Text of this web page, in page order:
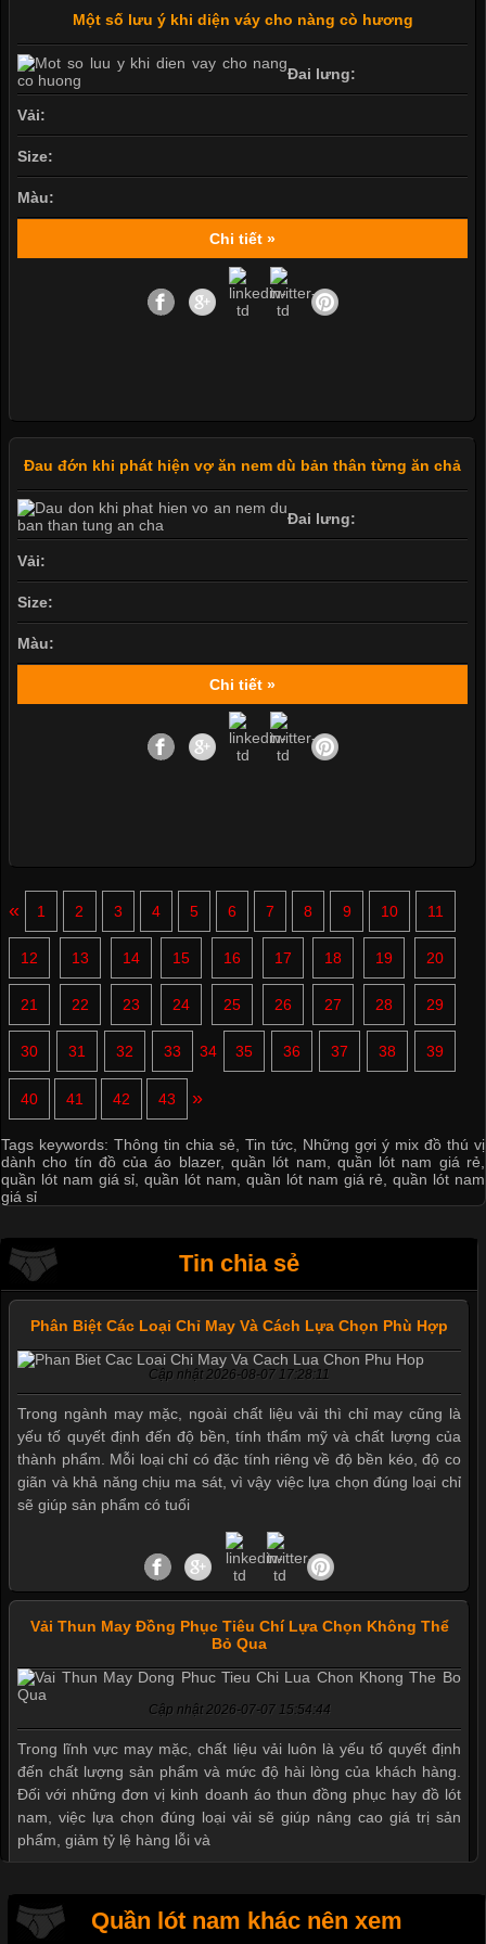
Một số lưu ý khi diện váy cho nàng cò hương
Đai lưng:
Vải:
Size:
Màu:
Chi tiết »
Đau đớn khi phát hiện vợ ăn nem dù bản thân từng ăn chả
Đai lưng:
Vải:
Size:
Màu:
Chi tiết »
« 1 2 3 4 5 6 7 8 9 10 11
12 13 14 15 16 17 18 19 20
21 22 23 24 25 26 27 28 29
30 31 32 33 34 35 36 37 38 39
40 41 42 43 »
Tags keywords: Thông tin chia sẻ Tin tức
Những gợi ý mix đồ thú vị
dành cho tín đồ của áo blazer,quần lót nam quần lót nam giá rẻ
quần lót nam giá sỉ ,quần lót nam quần lót nam giá rẻ ,quần lót nam
giá sỉ
Tin chia sẻ
Phân Biệt Các Loại Chỉ May Và Cách Lựa Chọn Phù Hợp
Cập nhật 2026-08-07 17:28:11
Trong ngành may mặc, ngoài chất liệu vải thì chỉ may cũng là
yếu tố quyết định đến độ bền, tính thẩm mỹ và chất lượng của
thành phẩm. Mỗi loại chỉ có đặc tính riêng về độ bền kéo, độ co
giãn và khả năng chịu ma sát, vì vậy việc lựa chọn đúng loại chỉ
sẽ giúp sản phẩm có tuổi
Vải Thun May Đồng Phục Tiêu Chí Lựa Chọn Không Thể
Bỏ Qua
Cập nhật 2026-07-07 15:54:44
Trong lĩnh vực may mặc, chất liệu vải luôn là yếu tố quyết định
đến chất lượng sản phẩm và mức độ hài lòng của khách hàng.
Đối với những đơn vị kinh doanh áo thun đồng phục hay đồ lót
nam, việc lựa chọn đúng loại vải sẽ giúp nâng cao giá trị sản
phẩm, giảm tỷ lệ hàng lỗi và
Quần lót nam khác nên xem
Mẫu quần short quần lót nam nữ hè thu 2017
Thị hiều quần lót nam bơi lội nam và nữ 2017
Xu hướng thời trang trẻ và quần lót nam giá sỉ